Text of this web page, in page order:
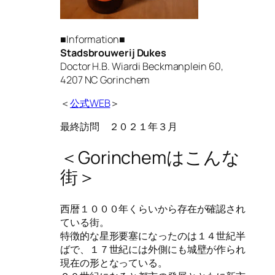
■Information■
Stadsbrouwerij Dukes
Doctor H.B. Wiardi Beckmanplein 60,
4207 NC Gorinchem
＜公式WEB＞
最終訪問 ２０２１年３月
＜Gorinchemはこんな
街＞
西暦１０００年くらいから存在が確認され
ている街。
特徴的な星形要塞になったのは１４世紀半
ばで、１７世紀には外側にも城壁が作られ
現在の形となっている。